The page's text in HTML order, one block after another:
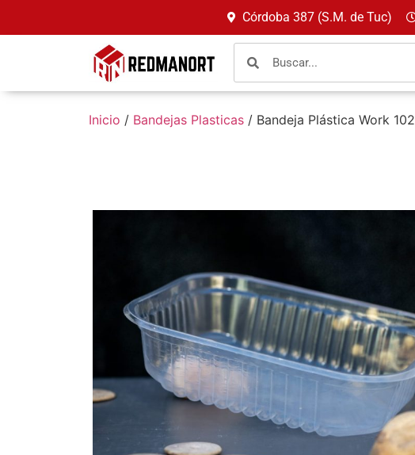
Córdoba 387 (S.M. de Tuc)
Inicio / Bandejas Plasticas / Bandeja Plástica Work 102